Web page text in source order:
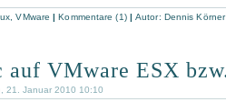
,VMware |Kommentare (1)|Autor: Dennis Körner
auf VMware ESX
21. Januar 2010 10:10